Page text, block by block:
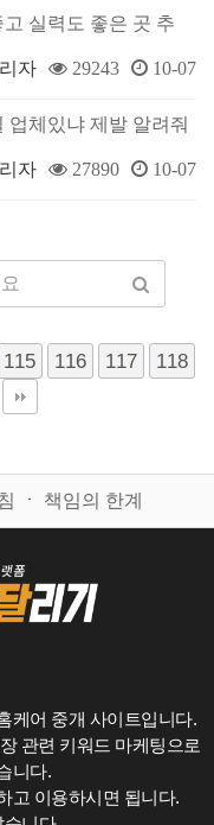
실력도 좋은 곳 추
자 29243 10-07
업체있냐 제발 알려줘
자 27890 10-07
115 116 117
118
ㆍ 책임의 한계
케어 중개 사이트입니다.
관련 키워드 마케팅으로
니다.
고 이용하시면 됩니다.